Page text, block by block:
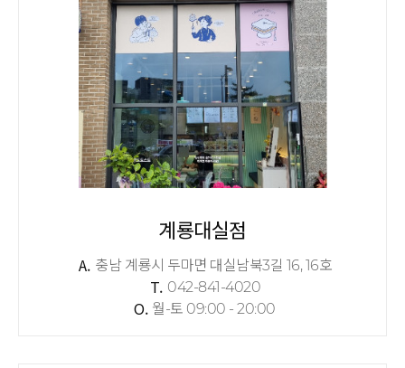
계룡대실점
A. 충남 계룡시 두마면 대실남북3길 16, 16호
T. 042-841-4020
O. 월-토 09:00 - 20:00